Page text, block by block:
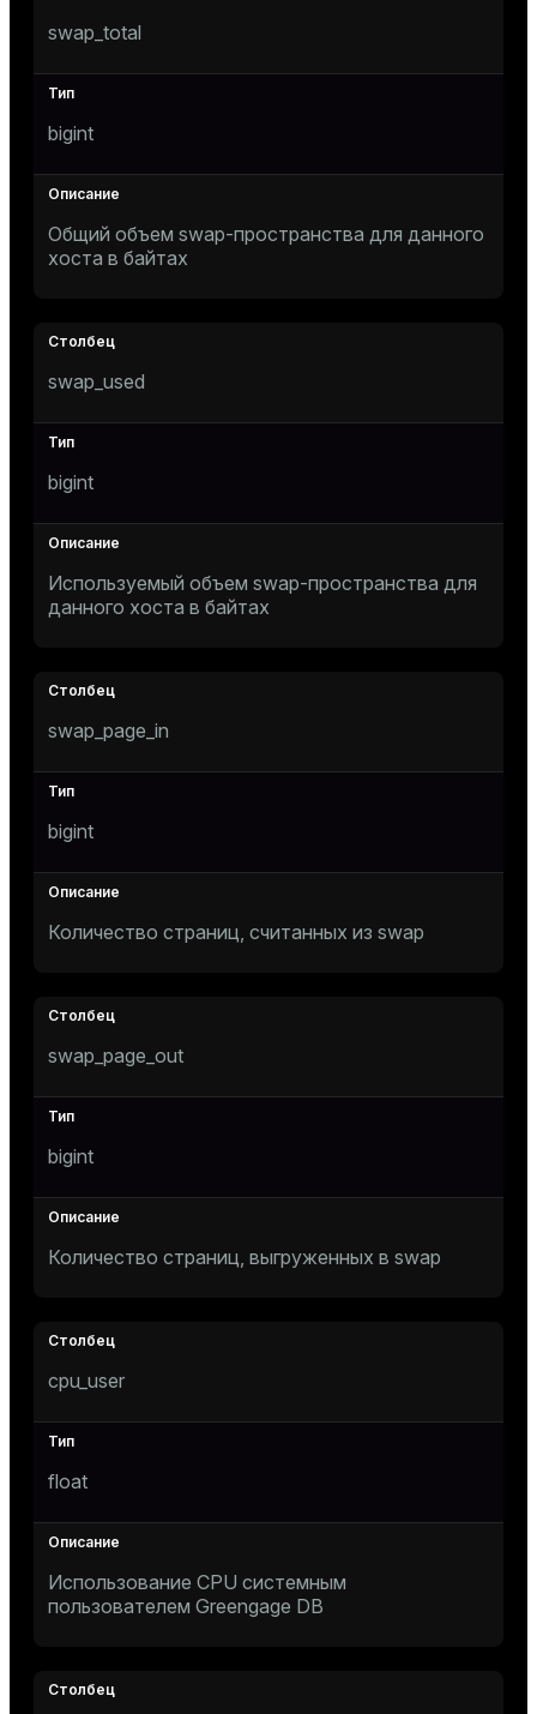
swap_total
bigint
Общий объем swap-пространства для данного
хоста в байтах
swap_used
bigint
Используемый объем swap-пространства для
данного хоста в байтах
swap_page_in
bigint
Количество страниц, считанных из swap
swap_page_out
bigint
Количество страниц, выгруженных в swap
cpu_user
float
Использование CPU системным
пользователем Greengage DB